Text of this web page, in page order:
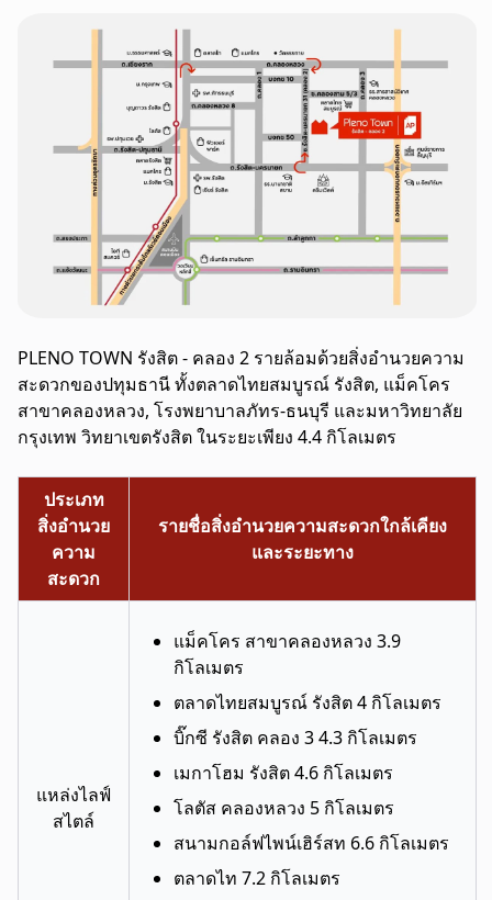
PLENO TOWN รังสิต - คลอง 2 รายล้อมด้วยสิ่งอำนวยความ
สะดวกของปทุมธานีทั้งตลาดไทยสมบูรณ์ รังสิต, แม็คโคร
สาขาคลองหลวง, โรงพยาบาลภัทร-ธนบุรี และมหาวิทยาลัย
กรุงเทพ วิทยาเขตรังสิต ในระยะเพียง 4.4 กิโลเมตร
ประเภท
สิ่งอำนวย
ความ
สะดวก
รายชื่อสิ่งอำนวยความสะดวกใกล้เคียง
และระยะทาง
แหล่งไลฟ์
สไตล์
แม็คโคร สาขาคลองหลวง 3.9
กิโลเมตร
ตลาดไทยสมบูรณ์ รังสิต 4 กิโลเมตร
บิ๊กซี รังสิต คลอง 3 4.3 กิโลเมตร
เมกาโฮม รังสิต 4.6 กิโลเมตร
โลตัส คลองหลวง 5 กิโลเมตร
สนามกอล์ฟไพน์เฮิร์สท 6.6 กิโลเมตร
ตลาดไท 7.2 กิโลเมตร